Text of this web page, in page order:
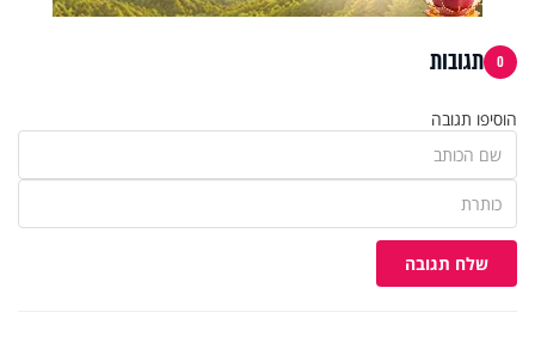
0 תגובות
הוסיפו תגובה
שלח תגובה